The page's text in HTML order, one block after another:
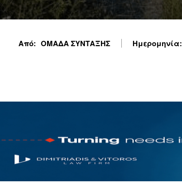
Από: ΟΜΑΔΑ ΣΥΝΤΑΞΗΣ Ημερομηνία: